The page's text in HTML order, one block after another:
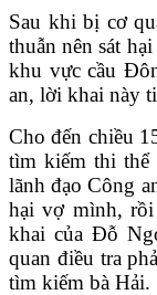
Sau khi bị cơ
thuẫn nên sát
khu vực cầu
an, lời khai này
Cho đến chiều
tìm kiếm thi thể
lãnh đạo Công
hại vợ mình,
khai của Đỗ
quan điều tra
tìm kiếm bà Hải.